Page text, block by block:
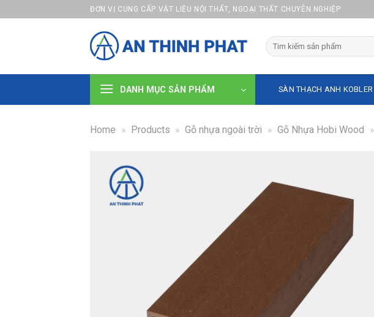
to
ĐƠN VỊ CUNG CẤP VẬT LIỆU NỘI THẤT, NGOẠI THẤT CHUYÊN NGHIỆP
Search
for:
DANH MỤC SẢN PHẨM SÀN THẠCH ANH KOBLER
Home » Products » Gỗ nhựa ngoài trời » Gỗ Nhựa Hobi Wood »